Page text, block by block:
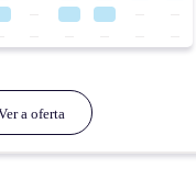
a oferta